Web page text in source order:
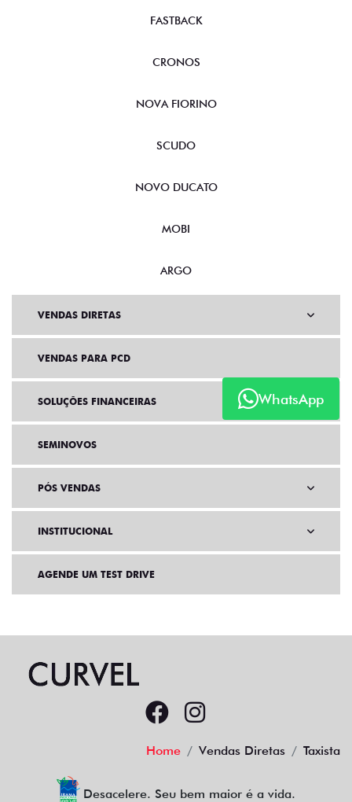
WhatsApp
FASTBACK
CRONOS
NOVA FIORINO
SCUDO
NOVO DUCATO
MOBI
ARGO
VENDAS DIRETAS
VENDAS PARA PCD
SOLUÇÕES FINANCEIRAS
SEMINOVOS
PÓS VENDAS
INSTITUCIONAL
AGENDE UM TEST DRIVE
Home Vendas Diretas Taxista
Desacelere. Seu bem maior é a vida.